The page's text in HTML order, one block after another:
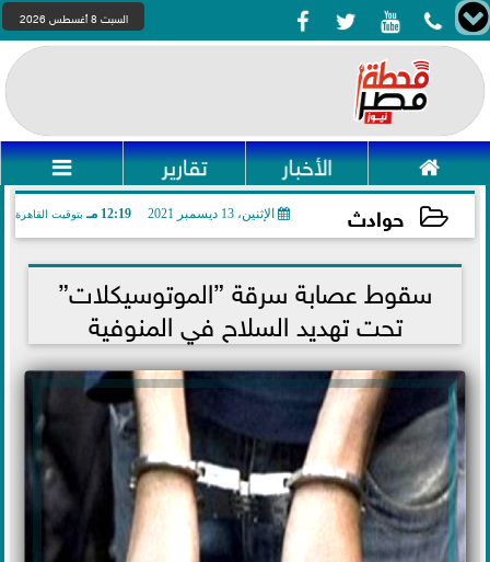
    السبت 8 أغسطس 2026
 الأخبار تقارير 
حوادث الإثنين، 13 ديسمبر 2021 12:19 مـ بتوقيت القاهرة
2021-12-13 12:19:02سقوط عصابة سرقة ”الموتوسيكلات”
تحت تهديد السلاح في المنوفية